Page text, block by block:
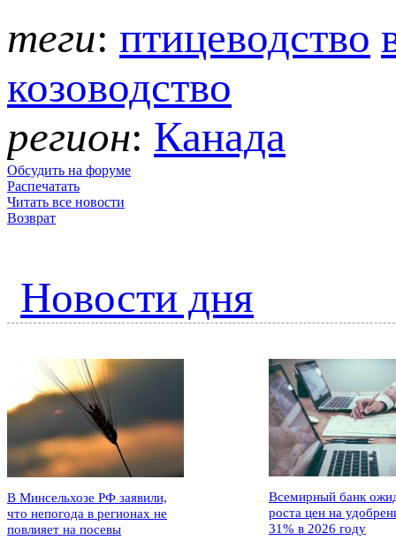
теги: птицеводство
козоводство
регион: Канада
Обсудить на форуме
Распечатать
Читать все новости
Возврат
Новости дня
В Минсельхозе РФ заявили,
что непогода в регионах не
повлияет на посевы
Всемирный банк
роста цен на
31% в 2026 году